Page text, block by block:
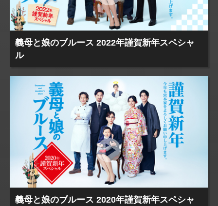
義母と娘のブルース 2022年謹賀新年スペシャ
ル
義母と娘のブルース 2020年謹賀新年スペシャ